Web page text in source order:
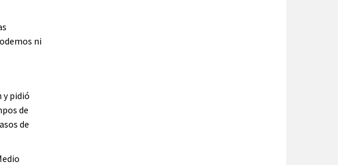
ni
y pidió
de
de